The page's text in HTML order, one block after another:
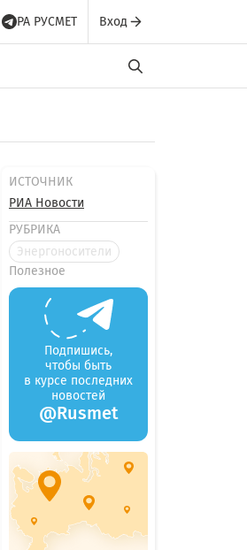
РА РУСМЕТ Вход
ИСТОЧНИК
РИА Новости
РУБРИКА
Энергоносители
Полезное
Подпишись,
чтобы быть
в курсе последних
новостей
@Rusmet